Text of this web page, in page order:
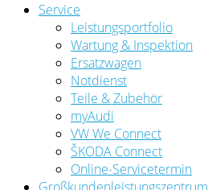
Service
Leistungsportfolio
Wartung & Inspektion
Ersatzwagen
Notdienst
Teile & Zubehör
myAudi
VW We Connect
ŠKODA Connect
Online-Servicetermin